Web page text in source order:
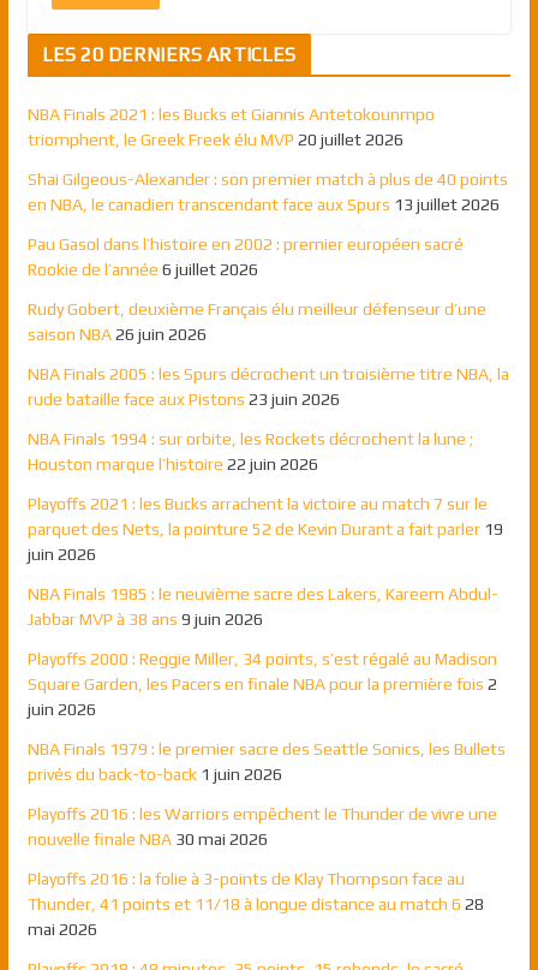
LES 20 DERNIERS ARTICLES
NBA Finals 2021 : les Bucks et Giannis Antetokounmpo
triomphent, le Greek Freek élu MVP 20 juillet 2026
Shai Gilgeous-Alexander : son premier match à plus de 40 points
en NBA, le canadien transcendant face aux Spurs 13 juillet 2026
Pau Gasol dans l’histoire en 2002 : premier européen sacré
Rookie de l’année 6 juillet 2026
Rudy Gobert, deuxième Français élu meilleur défenseur d’une
saison NBA 26 juin 2026
NBA Finals 2005 : les Spurs décrochent un troisième titre NBA, la
rude bataille face aux Pistons 23 juin 2026
NBA Finals 1994 : sur orbite, les Rockets décrochent la lune ;
Houston marque l’histoire 22 juin 2026
Playoffs 2021 : les Bucks arrachent la victoire au match 7 sur le
parquet des Nets, la pointure 52 de Kevin Durant a fait parler 19
juin 2026
NBA Finals 1985 : le neuvième sacre des Lakers, Kareem Abdul-
Jabbar MVP à 38 ans 9 juin 2026
Playoffs 2000 : Reggie Miller, 34 points, s’est régalé au Madison
Square Garden, les Pacers en finale NBA pour la première fois 2
juin 2026
NBA Finals 1979 : le premier sacre des Seattle Sonics, les Bullets
privés du back-to-back 1 juin 2026
Playoffs 2016 : les Warriors empêchent le Thunder de vivre une
nouvelle finale NBA 30 mai 2026
Playoffs 2016 : la folie à 3-points de Klay Thompson face au
Thunder, 41 points et 11/18 à longue distance au match 6 28
mai 2026